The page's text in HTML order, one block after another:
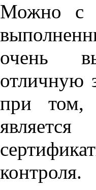
Можно с
очень
отличную
при том,
контроля.